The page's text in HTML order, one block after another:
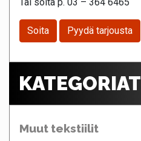
Soita Pyydä tarjousta
KATEGORIAT
Muut tekstiilit